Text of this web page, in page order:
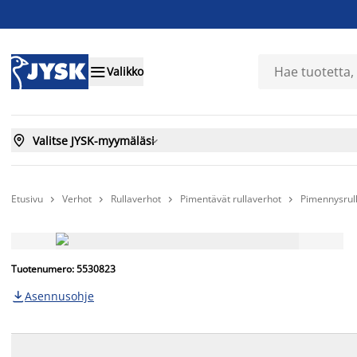
Valikko
 Valitse JYSK-myymäläsi
Etusivu  Verhot  Rullaverhot  Pimentävät rullaverhot 
Tuotenumero: 5530823
 Asennusohje